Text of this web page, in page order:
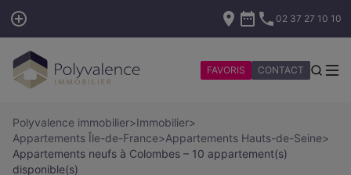
02 37 27 10 10
FAVORIS CONTACT
Polyvalence immobilier>Immobilier>
Appartements Île-de-France>Appartements Hauts-de-Seine>
Appartements neufs à Colombes – 10 appartement(s)
disponible(s)